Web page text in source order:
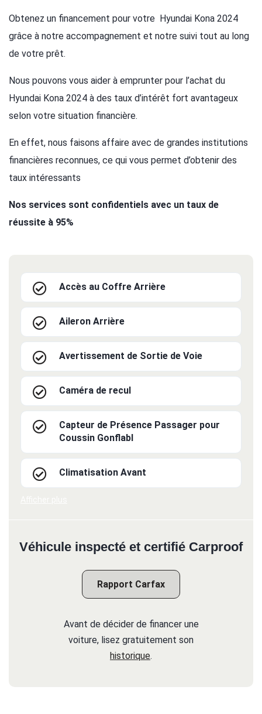
Obtenez un financement pour votre Hyundai Kona 2024
grâce à notre accompagnement et notre suivi tout au long
de votre prêt.
Nous pouvons vous aider à emprunter pour l’achat du
Hyundai Kona 2024 à des taux d’intérêt fort avantageux
selon votre situation financière.
En effet, nous faisons affaire avec de grandes institutions
financières reconnues, ce qui vous permet d’obtenir des
taux intéressants
Nos services sont confidentiels avec un taux de
réussite à 95%
Accès au Coffre Arrière
Aileron Arrière
Avertissement de Sortie de Voie
Caméra de recul
Capteur de Présence Passager pour
Coussin Gonflabl
Climatisation Avant
Véhicule inspecté et certifié Carproof
Rapport Carfax
Avant de décider de financer une
voiture, lisez gratuitement son
historique.